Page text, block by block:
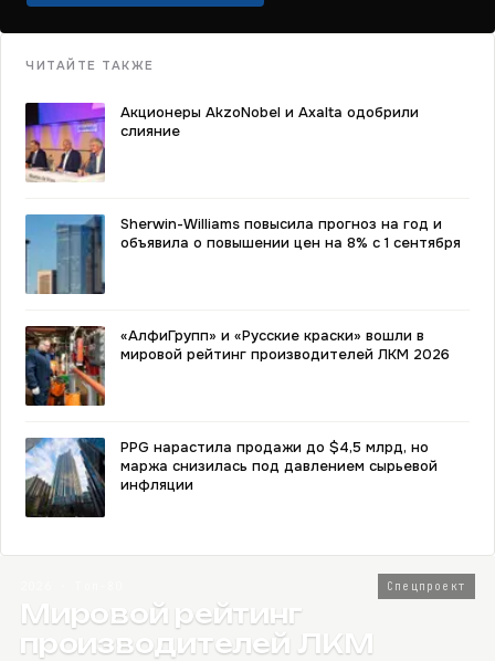
ЧИТАЙТЕ ТАКЖЕ
Акционеры AkzoNobel и Axalta одобрили
слияние
Sherwin-Williams повысила прогноз на год и
объявила о повышении цен на 8% с 1 сентября
«АлфиГрупп» и «Русские краски» вошли в
мировой рейтинг производителей ЛКМ 2026
PPG нарастила продажи до $4,5 млрд, но
маржа снизилась под давлением сырьевой
инфляции
Спецпроект
Мировой рейтинг
производителей ЛКМ